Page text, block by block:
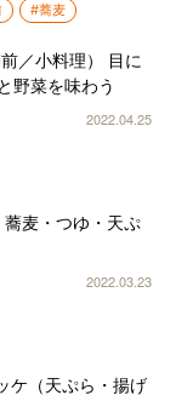
#蕎麦
／小料理） 目に
野菜を味わう
2022.04.25
麦・つゆ・天ぷ
2022.03.23
ケ（天ぷら・揚げ